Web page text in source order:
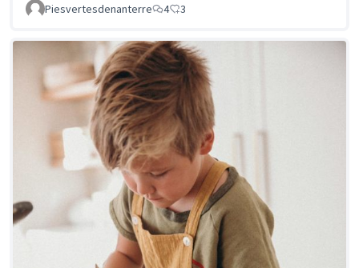
Piesvertesdenanterre
4 3